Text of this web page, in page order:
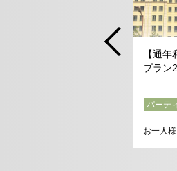
【通
プラン
パーテ
お一人様